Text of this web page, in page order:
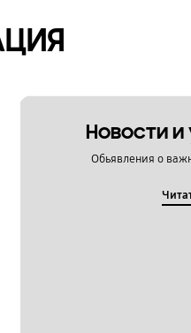
Новости
Обьявления о